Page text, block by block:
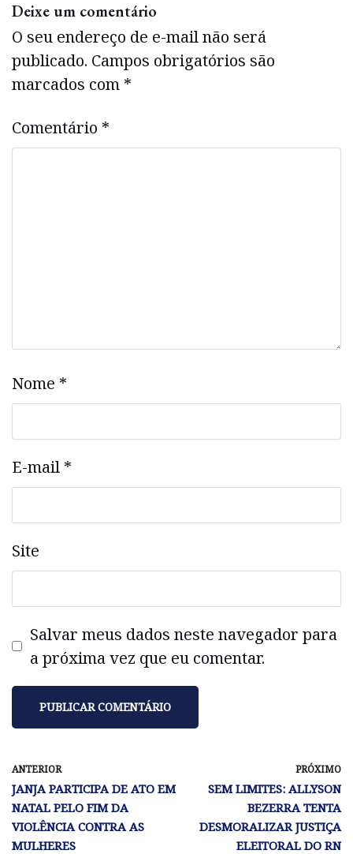
Deixe um comentário
O seu endereço de e-mail não será
publicado. Campos obrigatórios são
marcados com *
Comentário *
Nome *
E-mail *
Site
Salvar meus dados neste navegador para
a próxima vez que eu comentar.
ANTERIOR
JANJA PARTICIPA DE ATO EM
NATAL PELO FIM DA
VIOLÊNCIA CONTRA AS
MULHERES
PRÓXIMO
SEM LIMITES: ALLYSON
BEZERRA TENTA
DESMORALIZAR JUSTIÇA
ELEITORAL DO RN